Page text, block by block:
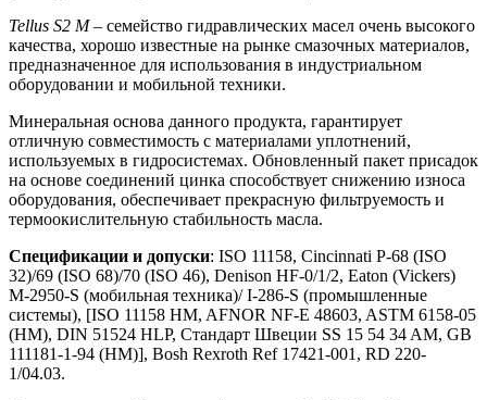
Tellus S2 M– семейство гидравлических масел очень высокого
качества, хорошо известные на рынке смазочных материалов,
предназначенное для использования в индустриальном
оборудовании и мобильной техники.
Минеральная основа данного продукта, гарантирует
отличную совместимость с материалами уплотнений,
используемых в гидросистемах. Обновленный пакет присадок
на основе соединений цинка способствует снижению износа
оборудования, обеспечивает прекрасную фильтруемость и
термоокислительную стабильность масла.
Спецификации и допуски: ISO 11158, Cincinnati P-68 (ISO
32)/69 (ISO 68)/70 (ISO 46), Denison HF-0/1/2, Eaton (Vickers)
M-2950-S (мобильная техника)/ I-286-S (промышленные
системы), [ISO 11158 HM, AFNOR NF-E 48603, ASTM 6158-05
(HM), DIN 51524 HLP, Стандарт Швеции SS 15 54 34 AM, GB
111181-1-94 (HM)], Bosh Rexroth Ref 17421-001, RD 220-
1/04.03.